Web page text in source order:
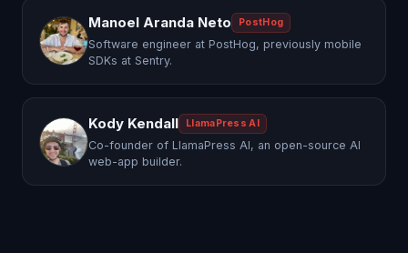
Manoel Aranda Neto PostHog
Software engineer at PostHog, previously mobile
SDKs at Sentry.
Kody Kendall LlamaPress AI
Co-founder of LlamaPress AI, an open-source AI
web-app builder.